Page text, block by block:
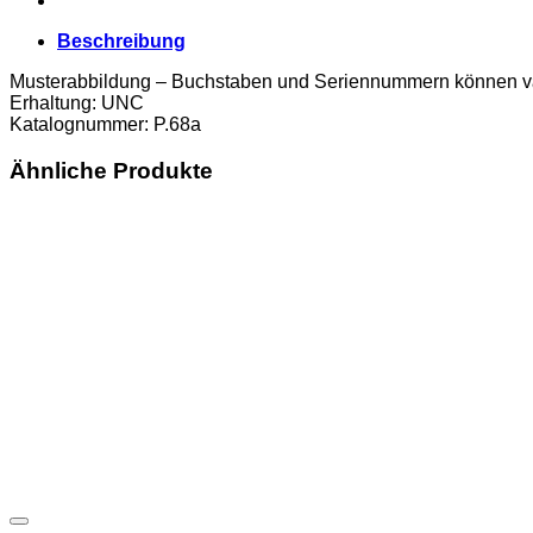
Beschreibung
Musterabbildung – Buchstaben und Seriennummern können
Erhaltung: UNC
Katalognummer: P.68a
Ähnliche Produkte